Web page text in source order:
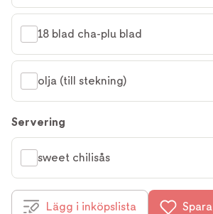
18 blad cha-plu blad
olja (till stekning)
Servering
sweet chilisås
Lägg i inköpslista Spara